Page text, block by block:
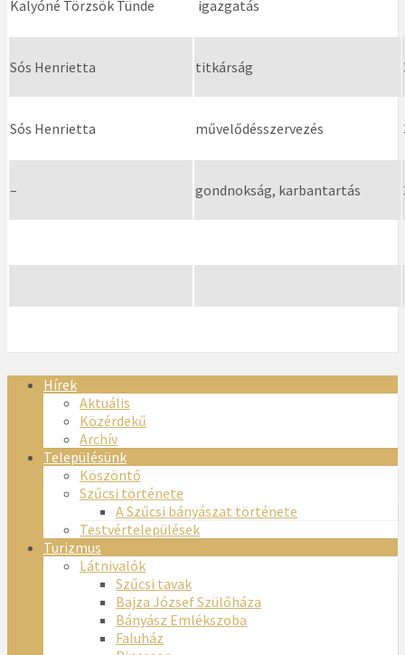
Kalyóné Törzsök Tünde igazgatás
Sós Henrietta titkárság
Sós Henrietta művelődésszervezés
– gondnokság, karbantartás
Hírek
Aktuális
Közérdekű
Archív
Településünk
Köszöntő
Szűcsi története
A Szűcsi bányászat története
Testvértelepülések
Turizmus
Látnivalók
Szűcsi tavak
Bajza József Szülőháza
Bányász Emlékszoba
Faluház